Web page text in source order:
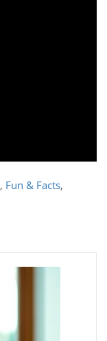
, Fun & Facts,